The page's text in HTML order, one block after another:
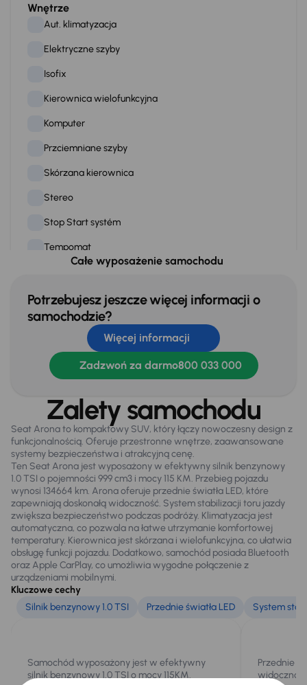
Wnętrze
Aut. klimatyzacja
Elektryczne szyby
Isofix
Kierownica wielofunkcyjna
Komputer
Przciemniane szyby
Skórzana kierownica
Stereo
Stop Start systém
Tempomat
Zamek centralny
Na zewnątrz
Automatyczne swiatla dzienne
Elektr. składane lusterka
Elektryczne lusterka
Oryginalne Alufelgi
Przednie światła LED
Relingi dachowe
Światła przeciwmgielne
Tylne swiatla LED
Extra
Całe wyposażenie samochodu
Potrzebujesz jeszcze więcej informacji o
samochodzie?
Więcej informacji
Zadzwoń za darmo800 033 000
Zalety samochodu
Seat Arona to kompaktowy SUV, który łączy nowoczesny design z
funkcjonalnością. Oferuje przestronne wnętrze, zaawansowane
systemy bezpieczeństwa i atrakcyjną cenę.
Ten Seat Arona jest wyposażony w efektywny silnik benzynowy
1.0 TSI o pojemności 999 cm3 i mocy 115 KM. Przebieg pojazdu
wynosi 134664 km. Arona oferuje przednie światła LED, które
zapewniają doskonałą widoczność. System stabilizacji toru jazdy
zwiększa bezpieczeństwo podczas podróży. Klimatyzacja jest
automatyczna, co pozwala na łatwe utrzymanie komfortowej
temperatury. Kierownica jest skórzana i wielofunkcyjna, co ułatwia
obsługę funkcji pojazdu. Dodatkowo, samochód posiada Bluetooth
oraz Apple CarPlay, co umożliwia wygodne połączenie z
urządzeniami mobilnymi.
Kluczowe cechy
Silnik benzynowy 1.0 TSI
Przednie światła LED System
Samochód wyposażony jest w efektywny
silnik benzynowy 1.0 TSI o mocy 115KM.
Przednie